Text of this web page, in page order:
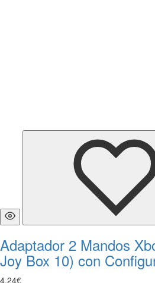
Adaptador 2 Mandos
Joy Box 10) con
4,24€